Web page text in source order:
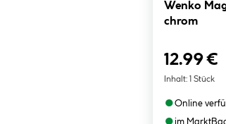
Wenko
chrom
12.99 €
Inhalt: 1 Stück
●Online
im Markt